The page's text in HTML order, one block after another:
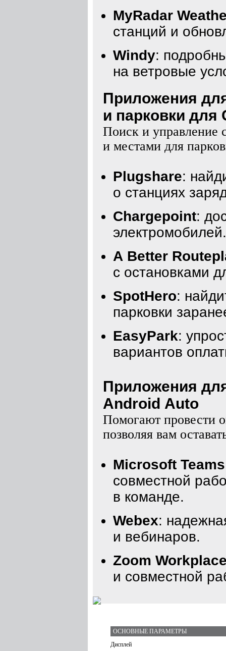
MyRadar
станций и
Windy:
на ветровые
Приложения
и парковки для
Поиск и управление
и местами для
Plugshare:
о станциях
Chargepoint:
электромобилей.
A Better
с остановками
SpotHero:
парковки
EasyPark:
вариантов
Приложения
Android Auto
Помогают провести
позволяя вам
Microsoft Teams
совместной
в команде.
Webex:
и вебинаров.
Zoom
и совместной
ОСНОВНЫЕ ПАРАМЕТРЫ
Дисплей